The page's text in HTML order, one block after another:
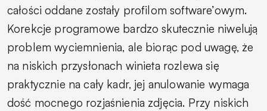
całości oddane zostały profilom software’owym.
Korekcje programowe bardzo skutecznie niwelują
problem wyciemnienia, ale biorąc pod uwagę, że
na niskich przysłonach winieta rozlewa się
praktycznie na cały kadr, jej anulowanie wymaga
dość mocnego rozjaśnienia zdjęcia. Przy niskich